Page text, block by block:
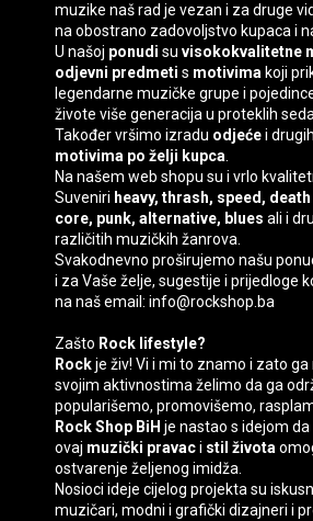
muzike naš rad je vezan i za druge
na obostrano zadovoljstvo kupaca i
U našoj ponudi su visokokvalitetne
odjevni predmeti s motivima koji
legendarne muzičke grupe i
živote više generacija u proteklih
Također vršimo izradu odjećei
motivima po želji kupca
Na našem web shopu su i vrlo
Suveniri heavy, thrash, speed, death
core, punk, alternative, blues ali i
različitih muzičkih žanrova.
Svakodnevno proširujemo našu
i za Vaše želje, sugestije i prijedloge
na naš email: info@rockshop.ba
Zašto Rock lifestyle?
Rockje živ! Vi i mi to znamo i zato
svojim aktivnostima želimo da ga
popularišemo, promovišemo,
Rock Shop BiH je nastao s idejom
ovaj muzički pravaci stil života
ostvarenje željenog imidža.
Nosioci ideje cijelog projekta su
muzičari, modni i grafički dizajneri i